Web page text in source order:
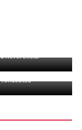
Refêrencia!
Changeman e